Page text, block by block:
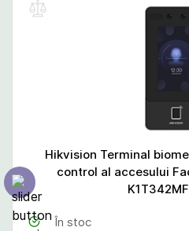
Hikvision Terminal
control al accesului
În stoc